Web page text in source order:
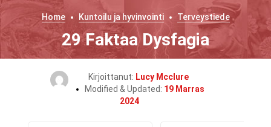
Home Kuntoilu ja hyvinvointi Terveystiede
29 Faktaa Dysfagia
Kirjoittanut: Lucy Mcclure
Modified & Updated: 19 Marras
2024